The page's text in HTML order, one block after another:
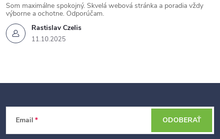
Rastislav Czelis
11.10.2025
Som maximálne spokojný. Skvelá webová stránka a poradia vždy
výborne a ochotne. Odporúčam.
Email ODOBERAŤ